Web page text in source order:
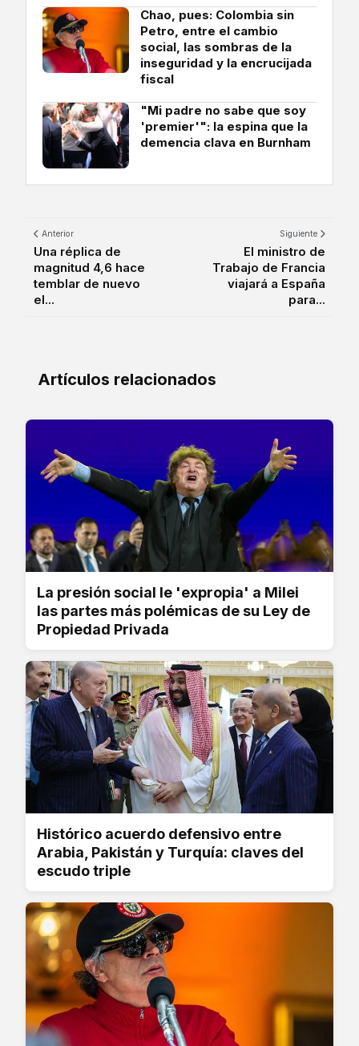
Chao, pues: Colombia sin
Petro, entre el cambio
social, las sombras de la
inseguridad y la encrucijada
fiscal
"Mi padre no sabe que soy
'premier'": la espina que la
demencia clava en Burnham
Anterior
Una réplica de
magnitud 4,6 hace
temblar de nuevo
el...
Siguiente
El ministro de
Trabajo de Francia
viajará a España
para...
Artículos relacionados
La presión social le 'expropia' a Milei
las partes más polémicas de su Ley de
Propiedad Privada
Histórico acuerdo defensivo entre
Arabia, Pakistán y Turquía: claves del
escudo triple